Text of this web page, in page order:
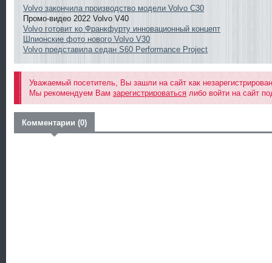
Volvo закончила производство модели Volvo C30
Промо-видео 2022 Volvo V40
Volvo готовит ко Франкфурту инновационный концепт
Шпионские фото нового Volvo V30
Volvo представила седан S60 Performance Project
Уважаемый посетитель, Вы зашли на сайт как
Мы рекомендуем Вам зарегистрироваться либо войти на сайт
Комментарии (0)